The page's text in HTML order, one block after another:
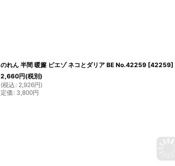
のれん 半間 暖簾 ピエゾ ネコとダリア BE No.42259 [42259]
2,660円(税別)
(税込 : 2,926円)
定価 : 3,800円